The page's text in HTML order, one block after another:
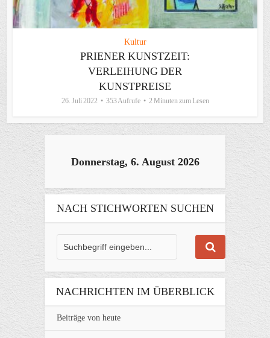
Kultur
PRIENER KUNSTZEIT:
VERLEIHUNG DER
KUNSTPREISE
26. Juli 2022 353 Aufrufe 2 Minuten zum Lesen
Donnerstag, 6. August 2026
NACH STICHWORTEN SUCHEN
NACHRICHTEN IM ÜBERBLICK
Beiträge von heute